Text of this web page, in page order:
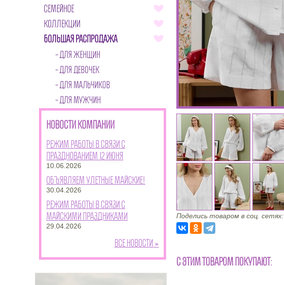
СЕМЕЙНОЕ
КОЛЛЕКЦИИ
БОЛЬШАЯ РАСПРОДАЖА
ДЛЯ ЖЕНЩИН
ДЛЯ ДЕВОЧЕК
ДЛЯ МАЛЬЧИКОВ
ДЛЯ МУЖЧИН
НОВОСТИ КОМПАНИИ
Режим работы в связи с
празднованием 12 июня
10.06.2026
Объявляем улетные майские!
30.04.2026
Режим работы в связи с
майскими праздниками
29.04.2026
Все новости »
Поделись товаром в соц. сетях:
С ЭТИМ ТОВАРОМ ПОКУПАЮТ: